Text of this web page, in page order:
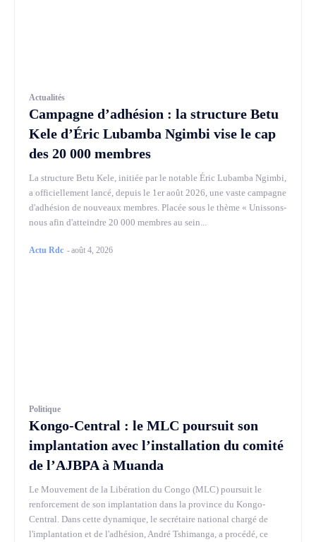
Actualités
Campagne d’adhésion : la structure Betu
Kele d’Éric Lubamba Ngimbi vise le cap
des 20 000 membres
La structure Betu Kele, initiée par le notable Éric Lubamba Ngimbi,
a officiellement lancé, depuis le 1er août 2026, une vaste campagne
d'adhésion de nouveaux membres. Placée sous le thème « Unissons-
nous afin d'atteindre 20 000 membres au sein...
Actu Rdc -août 4, 2026
Politique
Kongo-Central : le MLC poursuit son
implantation avec l’installation du comité
de l’AJBPA à Muanda
Le Mouvement de la Libération du Congo (MLC) poursuit le
renforcement de son implantation dans la province du Kongo-
Central. Dans cette dynamique, le secrétaire national chargé de
l'implantation et de l'adhésion, André Tshimanga, a procédé, ce